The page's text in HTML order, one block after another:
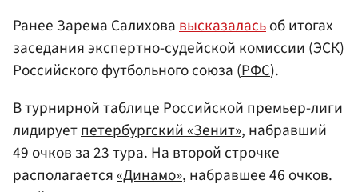
Ранее Зарема Салихова высказаласьоб итогах
заседания экспертно-судейской комиссии (ЭСК)
Российского футбольного союза (РФС).
В турнирной таблице Российской премьер-лиги
лидируетпетербургский «Зенит», набравший
49 очков за 23 тура. На второй строчке
располагается«Динамо», набравшее 46 очков.